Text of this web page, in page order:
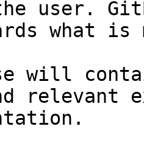
user.
what
will
relevant